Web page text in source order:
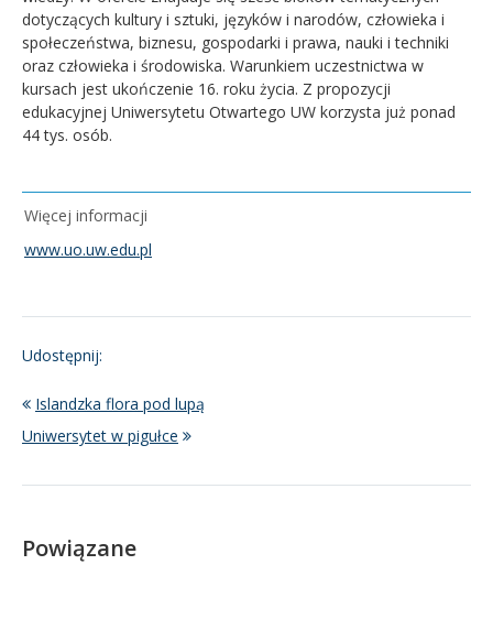
dotyczących kultury i sztuki, języków i narodów, człowieka i
społeczeństwa, biznesu, gospodarki i prawa, nauki i techniki
oraz człowieka i środowiska. Warunkiem uczestnictwa w
kursach jest ukończenie 16. roku życia. Z propozycji
edukacyjnej Uniwersytetu Otwartego UW korzysta już ponad
44 tys. osób.
Więcej informacji
www.uo.uw.edu.pl
Udostępnij:
Islandzka flora pod lupą
Uniwersytet w pigułce
Powiązane